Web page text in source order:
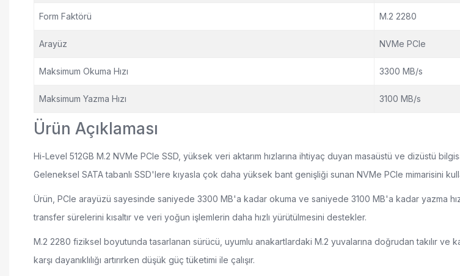
Form Faktörü M.2 2280
Arayüz NVMe PCIe
Maksimum Okuma Hızı 3300 MB/s
Maksimum Yazma Hızı 3100 MB/s
Ürün Açıklaması
Hi-Level 512GB M.2 NVMe PCIe SSD, yüksek veri aktarım hızlarına ihtiyaç duyan masaüstü ve dizüstü
Geleneksel SATA tabanlı SSD'lere kıyasla çok daha yüksek bant genişliği sunan NVMe PCIe mimarisini
Ürün, PCIe arayüzü sayesinde saniyede 3300 MB'a kadar okuma ve saniyede 3100 MB'a kadar yazma
transfer sürelerini kısaltır ve veri yoğun işlemlerin daha hızlı yürütülmesini destekler.
M.2 2280 fiziksel boyutunda tasarlanan sürücü, uyumlu anakartlardaki M.2 yuvalarına doğrudan takılır
karşı dayanıklılığı artırırken düşük güç tüketimi ile çalışır.